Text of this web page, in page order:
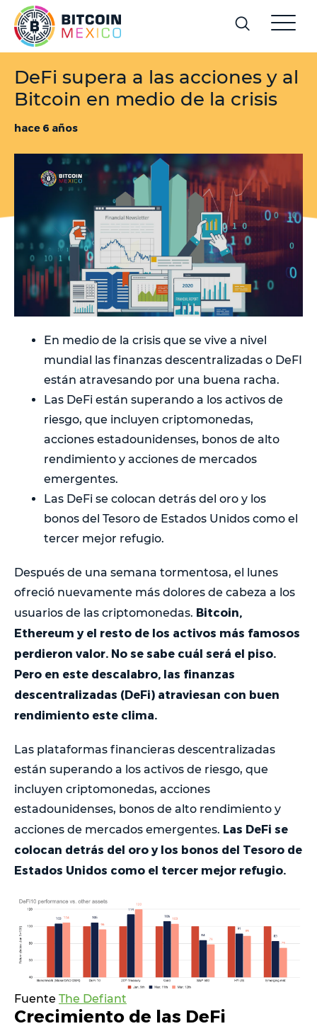
DeFi supera a las acciones y al
Bitcoin en medio de la crisis
hace 6 años
En medio de la crisis que se vive a nivel
mundial las finanzas descentralizadas o DeFI
están atravesando por una buena racha.
Las DeFi están superando a los activos de
riesgo, que incluyen criptomonedas,
acciones estadounidenses, bonos de alto
rendimiento y acciones de mercados
emergentes.
Las DeFi se colocan detrás del oro y los
bonos del Tesoro de Estados Unidos como el
tercer mejor refugio.
Después de una semana tormentosa, el lunes
ofreció nuevamente más dolores de cabeza a los
usuarios de las criptomonedas. Bitcoin,
Ethereum y el resto de los activos más famosos
perdieron valor. No se sabe cuál será el piso.
Pero en este descalabro, las finanzas
descentralizadas (DeFi) atraviesan con buen
rendimiento este clima.
Las plataformas financieras descentralizadas
están superando a los activos de riesgo, que
incluyen criptomonedas, acciones
estadounidenses, bonos de alto rendimiento y
acciones de mercados emergentes. Las DeFi se
colocan detrás del oro y los bonos del Tesoro de
Estados Unidos como el tercer mejor refugio.
Fuente The Defiant
Crecimiento de las DeFi